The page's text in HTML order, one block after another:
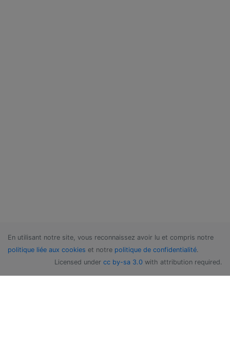
En utilisant notre site, vous reconnaissez avoir lu et compris notre
politique liée aux cookies et notre politique de confidentialité.
Licensed under cc by-sa 3.0 with attribution required.